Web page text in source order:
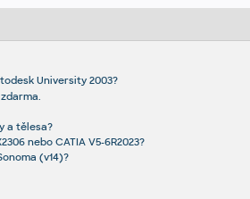
University 2003?
a tělesa?
nebo CATIA V5-6R2023?
(v14)?